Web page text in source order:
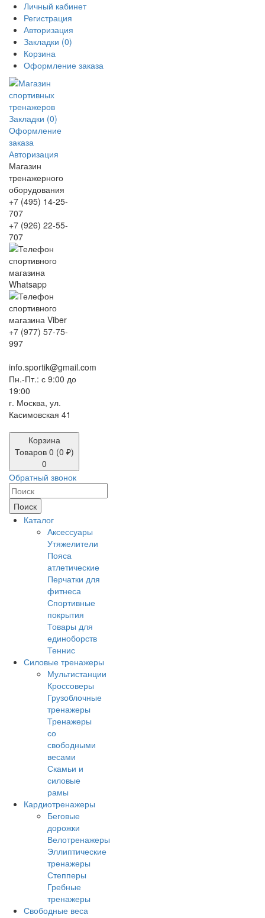
Личный кабинет
Регистрация
Авторизация
Закладки (0)
Корзина
Оформление заказа
Закладки (0)
Оформление
заказа
Авторизация
Магазин
тренажерного
оборудования
+7 (495) 14-25-
707
+7 (926) 22-55-
707
+7 (977) 57-75-
997
info.sportik@gmail.com
Пн.-Пт.: с 9:00 до
19:00
г. Москва, ул.
Касимовская 41
Корзина
Товаров 0 (0 ₽)
0
Обратный звонок
Поиск
Каталог
Аксессуары
Утяжелители
Пояса
атлетические
Перчатки для
фитнеса
Спортивные
покрытия
Товары для
единоборств
Теннис
Силовые тренажеры
Мультистанции
Кроссоверы
Грузоблочные
тренажеры
Тренажеры
со
свободными
весами
Скамьи и
силовые
рамы
Кардиотренажеры
Беговые
дорожки
Велотренажеры
Эллиптические
тренажеры
Степперы
Гребные
тренажеры
Свободные веса